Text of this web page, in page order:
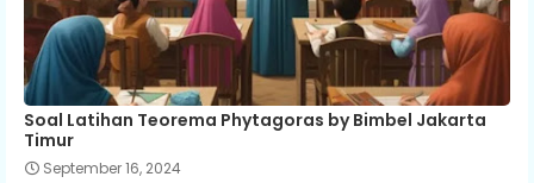
Soal Latihan Teorema Phytagoras by Bimbel Jakarta
Timur
September 16, 2024